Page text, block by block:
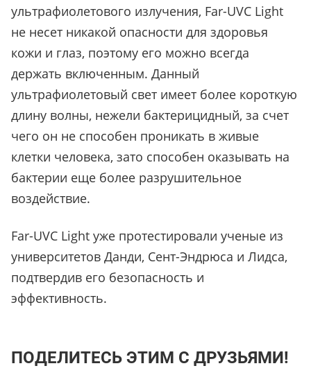
ультрафиолетового излучения, Far-UVC Light
не несет никакой опасности для здоровья
кожи и глаз, поэтому его можно всегда
держать включенным. Данный
ультрафиолетовый свет имеет более короткую
длину волны, нежели бактерицидный, за счет
чего он не способен проникать в живые
клетки человека, зато способен оказывать на
бактерии еще более разрушительное
воздействие.
Far-UVC Light уже протестировали ученые из
университетов Данди, Сент-Эндрюса и Лидса,
подтвердив его безопасность и
эффективность.
ПОДЕЛИТЕСЬ ЭТИМ С ДРУЗЬЯМИ!